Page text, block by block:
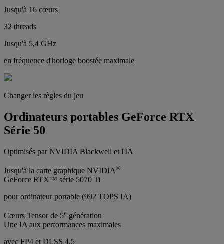
Jusqu'à 16 cœurs
32 threads
Jusqu'à 5,4 GHz
en fréquence d'horloge boostée maximale
Changer les règles du jeu
Ordinateurs portables GeForce RTX
Série 50
Optimisés par NVIDIA Blackwell et l'IA
Jusqu'à la carte graphique NVIDIA®
GeForce RTX™ série 5070 Ti
pour ordinateur portable (992 TOPS IA)
Cœurs Tensor de 5e génération
Une IA aux performances maximales
avec FP4 et DLSS 4,5